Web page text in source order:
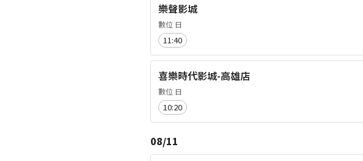
樂聲影城
數位 日
11:40
喜樂時代影城-高雄店
數位 日
10:20
08/11